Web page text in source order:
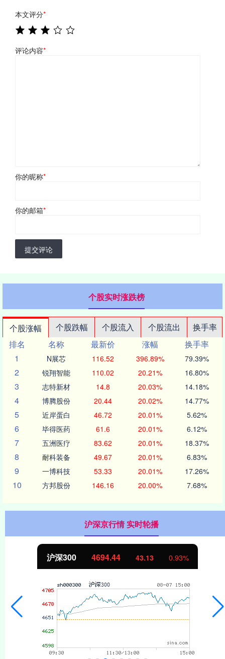
本文评分*
评论内容*
你的昵称*
你的邮箱*
提交评论
个股实时涨跌榜
个股涨幅 个股跌幅 个股流入 个股流出
换手率
排名
名称 最新价 涨幅
换手率
1
N展芯 116.52 396.89% 79.39%
2 锐翔智能 110.02 20.21% 16.80%
3 志特新材 14.8 20.03% 14.18%
4 博腾股份 20.44 20.02% 14.77%
5 近岸蛋白 46.72 20.01% 5.62%
6 毕得医药 61.6 20.01% 6.12%
7 五洲医疗 83.62 20.01% 18.37%
8 耐科装备 49.67 20.01% 6.83%
9 一博科技 53.33 20.01% 17.26%
10 方邦股份 146.16 20.00% 7.68%
沪深京行情 实时轮播
沪深300 4694.44 43.13 0.93%